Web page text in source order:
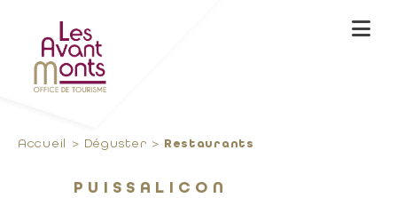
Accueil Déguster Restaurants
PUISSALICON